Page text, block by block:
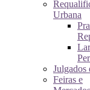
Urbana
Julgados
Feiras e